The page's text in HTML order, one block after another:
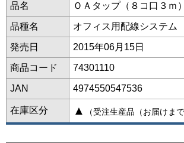
品名 ＯＡタップ（８コ
品種名 オフィス用配線システム
発売日 2015年06月15日
商品コード 74301110
JAN 4974550547536
在庫区分 ▲ （受注生産品（お届けま